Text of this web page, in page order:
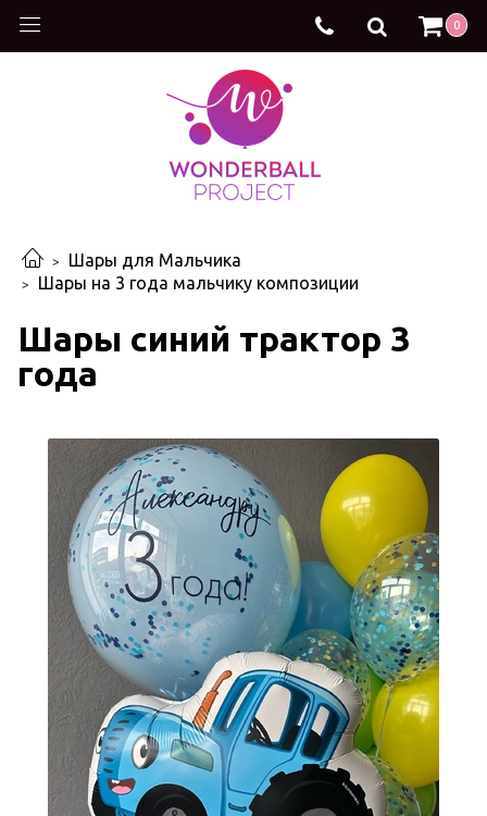
0
Шары для Мальчика
Шары на 3 года мальчику композиции
Шары синий трактор 3
года